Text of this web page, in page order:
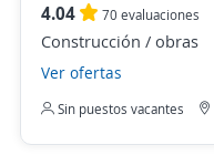
4.04 70 evaluaciones
Construcción / obras
Ver ofertas
Sin puestos vacantes